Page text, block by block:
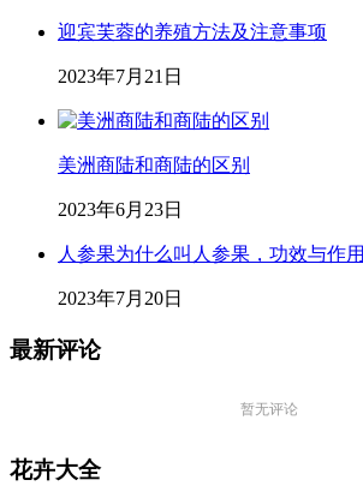
迎宾芙蓉的养殖方法及注意事项
2023年7月21日
美洲商陆和商陆的区别
2023年6月23日
人参果为什么叫人参果，功效与作用
2023年7月20日
最新评论
暂无评论
花卉大全